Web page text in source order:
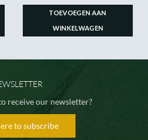
TOEVOEGEN AAN
WINKELWAGEN
receive our newsletter?
to subscribe